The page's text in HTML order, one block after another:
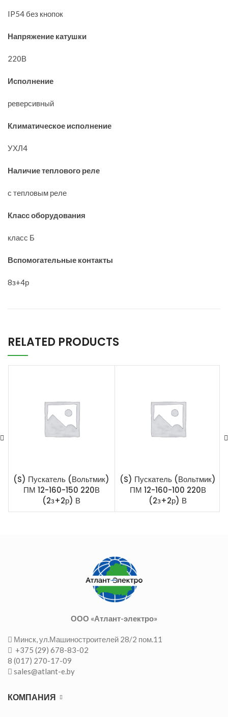
IP54 без кнопок
Напряжение катушки
220В
Исполнение
реверсивный
Климатическое исполнение
УХЛ4
Наличие теплового реле
с тепловым реле
Класс оборудования
класс Б
Вспомогательные контакты
8з+4р
RELATED PRODUCTS
(S) Пускатель (Вольтмик)
ПМ 12-160-150 220В
(2з+2р) В
(S) Пускатель (Вольтмик)
ПМ 12-160-100 220В
(2з+2р) В
ООО «Атлант-электро»
Минск, ул.Машиностроителей 28/2 пом.11
+375 (29) 678-83-02
8 (017) 270-17-09
sales@atlant-e.by
КОМПАНИЯ